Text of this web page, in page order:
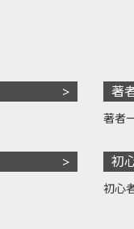
著
著者
初
初心